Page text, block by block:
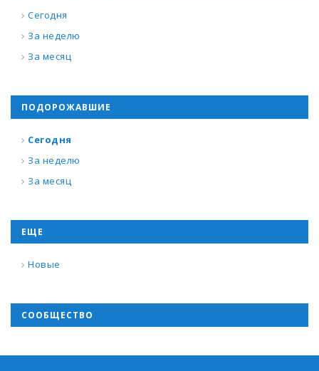
Сегодня
За неделю
За месяц
ПОДОРОЖАВШИЕ
Сегодня
За неделю
За месяц
ЕЩЕ
Новые
СООБЩЕСТВО